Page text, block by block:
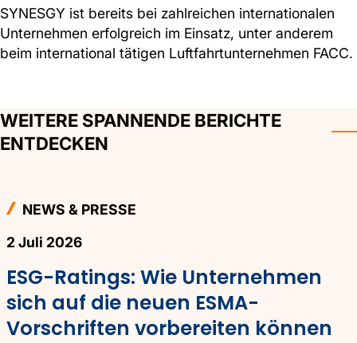
SYNESGY ist bereits bei zahlreichen internationalen
Unternehmen erfolgreich im Einsatz, unter anderem
beim international tätigen Luftfahrtunternehmen FACC.
WEITERE SPANNENDE BERICHTE
ENTDECKEN
NEWS & PRESSE
2 Juli 2026
ESG-Ratings: Wie Unternehmen
sich auf die neuen ESMA-
Vorschriften vorbereiten können